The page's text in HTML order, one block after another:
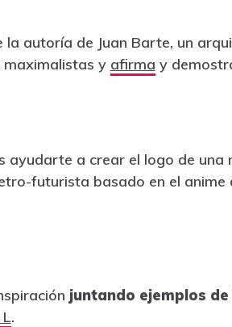
la autoría de Juan Barte, un
maximalistas y afirma y
ayudarte a crear el logo de una
futurista basado en el anime
juntando ejemplos
.